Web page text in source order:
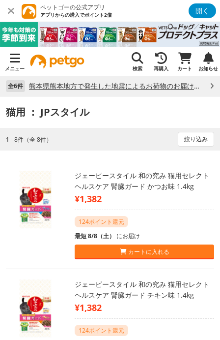
ペットゴーの公式アプリ
アプリからの購入でポイント2倍 開く
メニュー 検索 再購入 カート お知らせ
全6件 熊本県熊本地方で発生した地震によるお荷物のお届け状況について （7/28）
猫用 ： JPスタイル
1 - 8件（全 8件） 絞り込み
ジェーピースタイル 和の究み 猫用セレクト
ヘルスケア 腎臓ガード かつお味 1.4kg
¥1,382
124ポイント還元
最短 8/8（土） にお届け
カートに入れる
ジェーピースタイル 和の究み 猫用セレクト
ヘルスケア 腎臓ガード チキン味 1.4kg
¥1,382
124ポイント還元